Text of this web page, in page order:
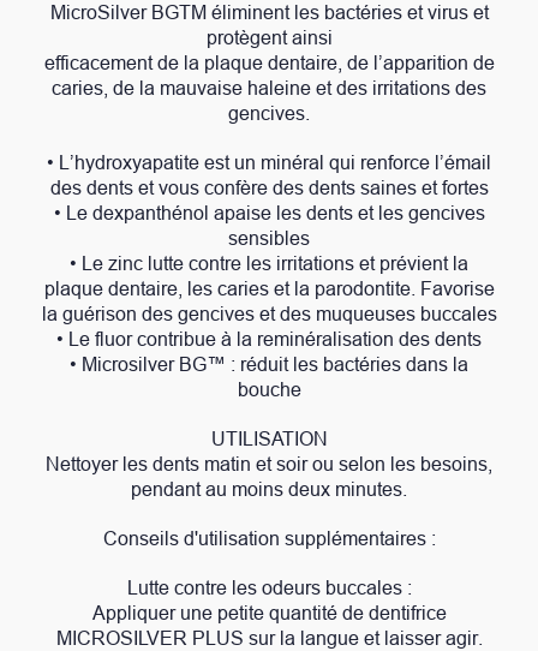
MicroSilver BGTM éliminent les bactéries et virus et
protègent ainsi
efficacement de la plaque dentaire, de l’apparition de
caries, de la mauvaise haleine et des irritations des
gencives.
• L’hydroxyapatite est un minéral qui renforce l’émail
des dents et vous confère des dents saines et fortes
• Le dexpanthénol apaise les dents et les gencives
sensibles
• Le zinc lutte contre les irritations et prévient la
plaque dentaire, les caries et la parodontite. Favorise
la guérison des gencives et des muqueuses buccales
• Le fluor contribue à la reminéralisation des dents
• Microsilver BG™ : réduit les bactéries dans la
bouche
UTILISATION
Nettoyer les dents matin et soir ou selon les besoins,
pendant au moins deux minutes.
Conseils d'utilisation supplémentaires :
Lutte contre les odeurs buccales :
Appliquer une petite quantité de dentifrice
MICROSILVER PLUS sur la langue et laisser agir.